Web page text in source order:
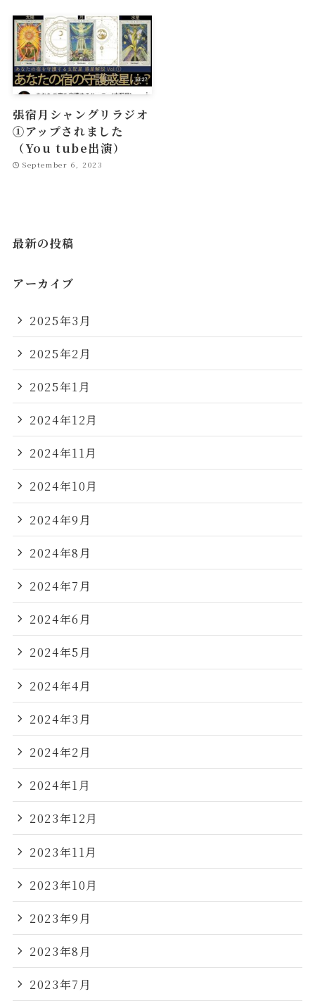
張宿月シャングリラジオ
①アップされました
（You tube出演）
September 6, 2023
最新の投稿
アーカイブ
2025年3月
2025年2月
2025年1月
2024年12月
2024年11月
2024年10月
2024年9月
2024年8月
2024年7月
2024年6月
2024年5月
2024年4月
2024年3月
2024年2月
2024年1月
2023年12月
2023年11月
2023年10月
2023年9月
2023年8月
2023年7月